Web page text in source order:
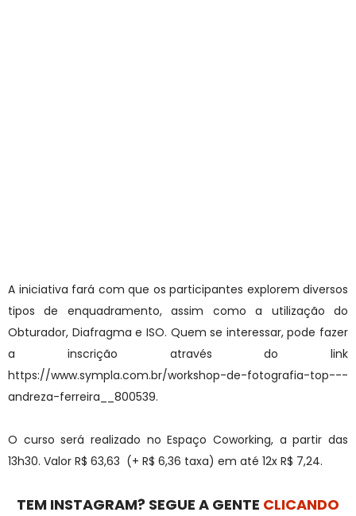
A iniciativa fará com que os participantes explorem diversos
tipos de enquadramento, assim como a utilização do
Obturador, Diafragma e ISO. Quem se interessar, pode fazer
a inscrição através do link
https://www.sympla.com.br/workshop-de-fotografia-top---
andreza-ferreira__800539.
O curso será realizado no Espaço Coworking, a partir das
13h30. Valor R$ 63,63 (+ R$ 6,36 taxa) em até 12x R$ 7,24.
TEM INSTAGRAM? SEGUE A GENTE CLICANDO